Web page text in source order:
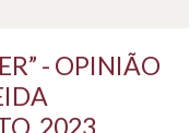
- OPINIÃO
2023